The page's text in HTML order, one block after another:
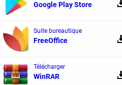
Google Play Store
Suite bureautique
FreeOffice
Télécharger
WinRAR